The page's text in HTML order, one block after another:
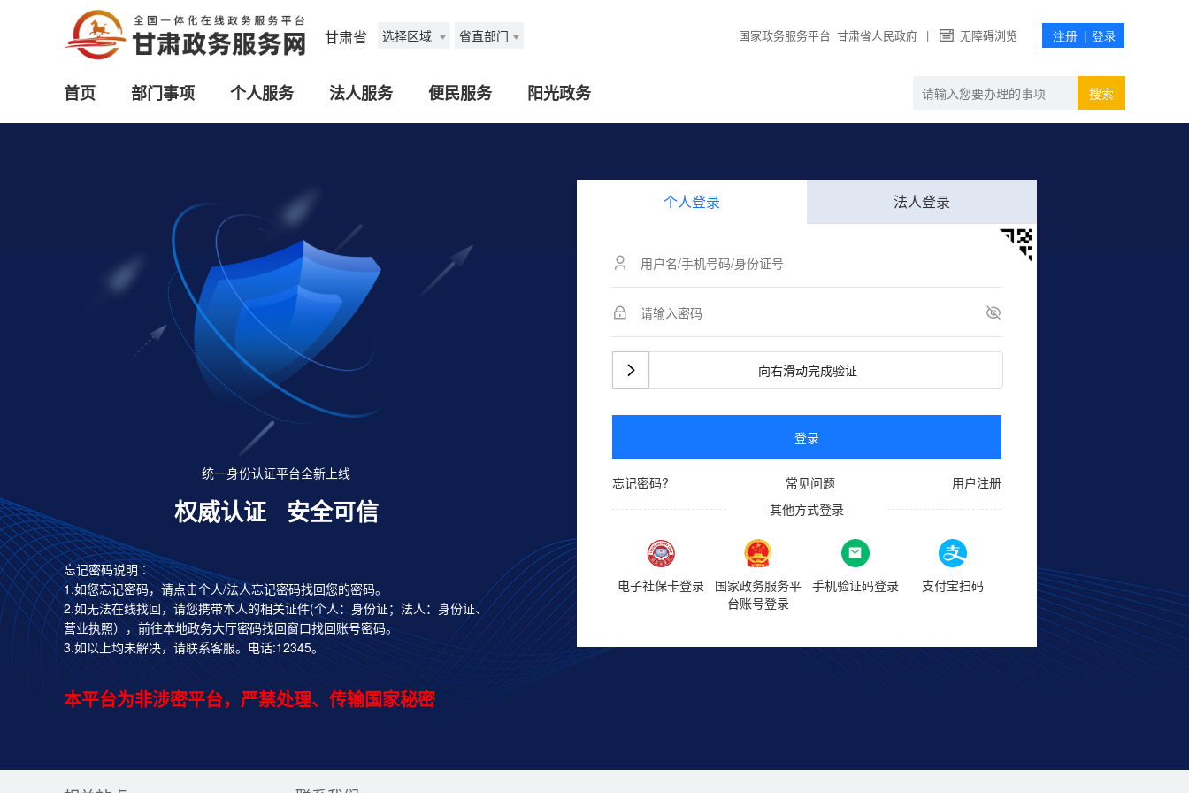
甘肃省 选择区域 省直部门 国家政务服务平台 甘肃省人民政府 | 无障碍浏览
首页 部门事项 个人服务 法人服务 便民服务 阳光政务 搜索
统一身份认证平台全新上线
权威认证 安全可信
忘记密码说明︰
1.如您忘记密码，请点击个人/法人忘记密码找回您的密码。
2.如无法在线找回，请您携带本人的相关证件(个人：身份证；法人：身份证、
营业执照），前往本地政务大厅密码找回窗口找回账号密码。
3.如以上均未解决，请联系客服。电话:12345。
本平台为非涉密平台，严禁处理、传输国家秘密
个人登录 法人登录
向右滑动完成验证
登录
忘记密码? 用户注册
常见问题
其他方式登录
电子社保卡登录
国家政务服务平
台账号登录
手机验证码登录 支付宝扫码